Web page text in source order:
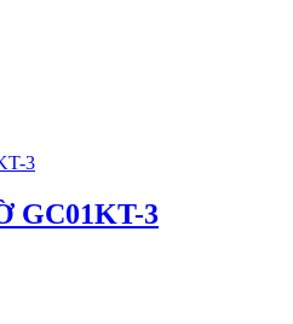
GC01KT-3